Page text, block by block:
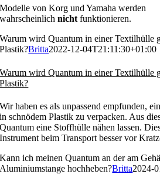
Modelle von Korg und Yamaha werden
wahrscheinlichnicht funktionieren.
Warum wird Quantum in einer Textilhülle
Plastik?Britta2022-12-04T21:11:30+01:00
Warum wird Quantum in einer Textilhülle
Plastik?
Wir haben es als unpassend empfunden,
in schnödem Plastik zu verpacken. Aus
Quantum eine Stoffhülle nähen lassen.
Instrument beim Transport besser vor
Kann ich meinen Quantum an der am
Aluminiumstange hochheben?Britta2024-